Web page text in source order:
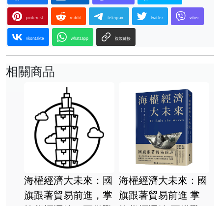
pinterest reddit telegram twitter viber
vkontakte whatsapp 複製鏈接
相關商品
海權經濟大未來：國
旗跟著貿易前進，掌
海權經濟大未來：國
旗跟著貿易前進 掌